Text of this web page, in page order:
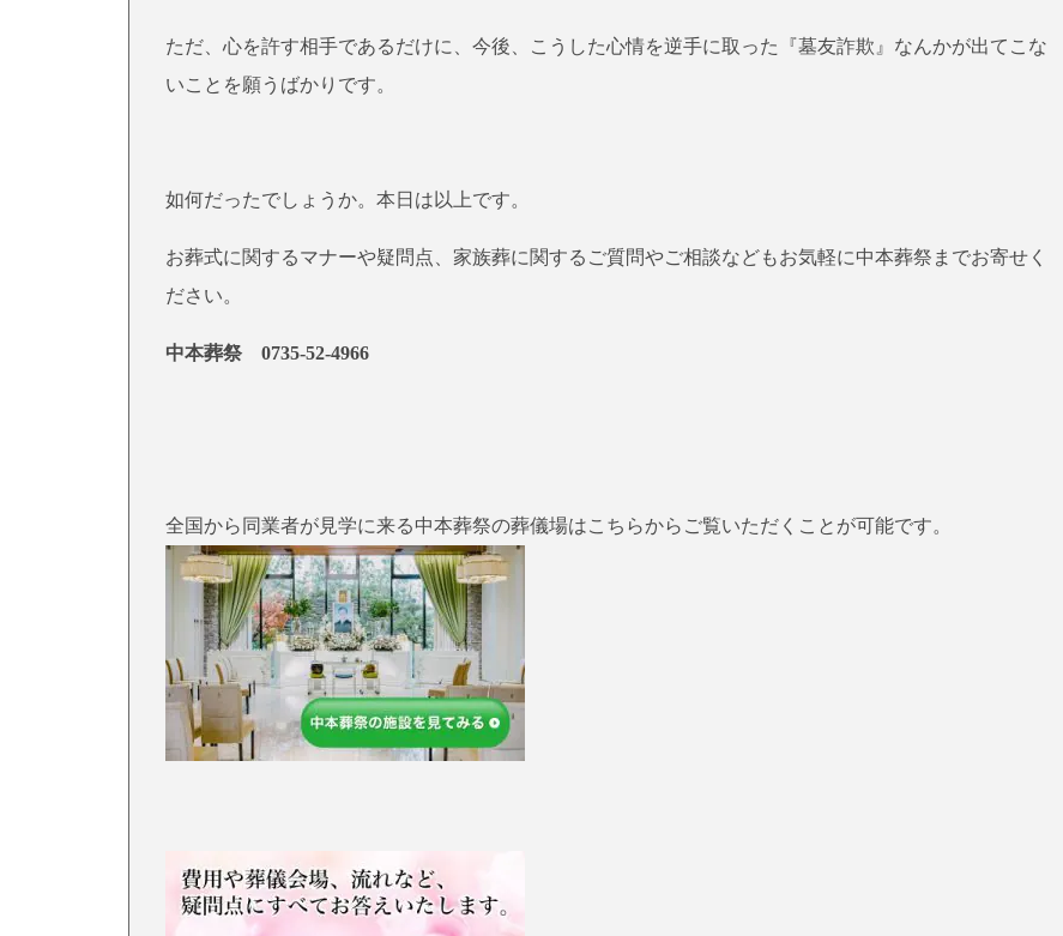
ただ、心を許す相手であるだけに、今後、こうした心情を逆手に取った『墓友詐欺』なんかが出てこな
いことを願うばかりです。
如何だったでしょうか。本日は以上です。
お葬式に関するマナーや疑問点、家族葬に関するご質問やご相談などもお気軽に中本葬祭までお寄せく
ださい。
中本葬祭 0735-52-4966
全国から同業者が見学に来る中本葬祭の葬儀場はこちらからご覧いただくことが可能です。